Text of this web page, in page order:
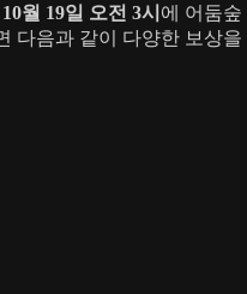
월 19일 오전 3시 에 어둠
다음과 같이 다양한 보상을